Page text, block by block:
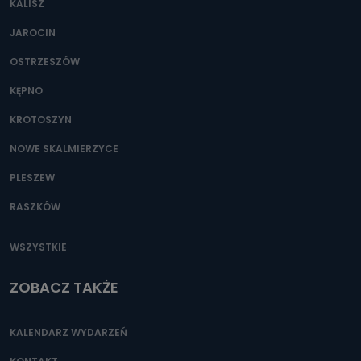
Można to zrobić pod numerem telefonu 62 735-51-05 lub
KALISZ
JAROCIN
OSTRZESZÓW
KĘPNO
KROTOSZYN
NOWE SKALMIERZYCE
PLESZEW
RASZKÓW
WSZYSTKIE
ZOBACZ TAKŻE
KALENDARZ WYDARZEŃ